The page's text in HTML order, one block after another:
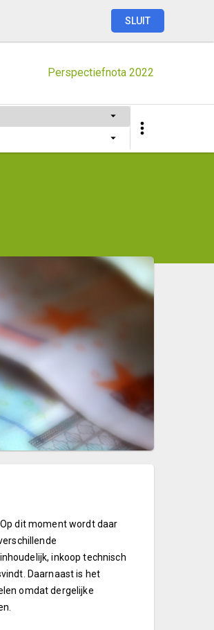
SLUIT
Perspectiefnota 2022
dit moment wordt daar
inkoop technisch
Daarnaast is het
omdat dergelijke